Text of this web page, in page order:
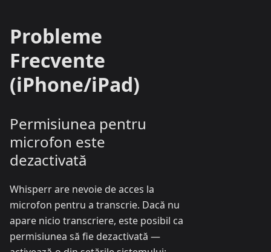
Probleme
Frecvente
(iPhone/iPad)
Permisiunea pentru
microfon este
dezactivată
Whisperr are nevoie de acces la
microfon pentru a transcrie. Dacă nu
apare nicio transcriere, este posibil ca
permisiunea să fie dezactivată —